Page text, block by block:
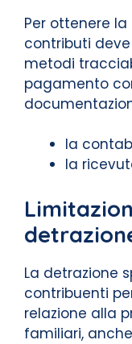
Per ottenere
contributi
metodi
pagamento
la
la
La detrazione
contribuenti
relazione alla
familiari,